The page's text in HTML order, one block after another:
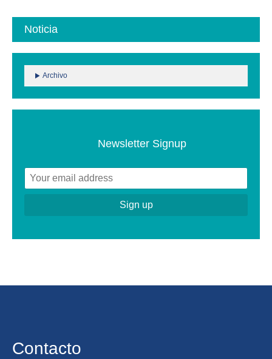
Noticia
Archivo
Newsletter Signup
Contacto